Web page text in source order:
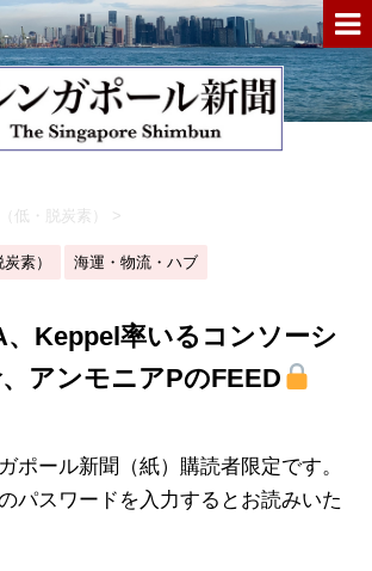
低・脱炭素） >
素） 海運・物流・ハブ
、Keppel率いるコンソーシ
アンモニアPのFEED
ポール新聞（紙）購読者限定です。
パスワードを入力するとお読みいた